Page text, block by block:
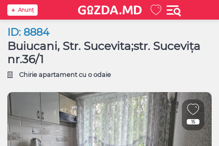
Anunţ
ID: 8884
Buiucani, Str. Sucevita;str. Sucevița
nr.36/1
Chirie apartament cu o odaie
15